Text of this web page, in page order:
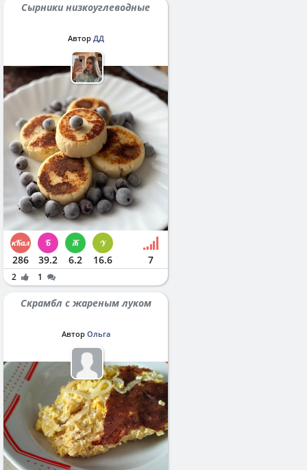
Сырники низкоуглеводные
Автор ДД
286 39.2 6.2 16.6 7
2 1
Скрамбл с жареным луком
Автор Ольга